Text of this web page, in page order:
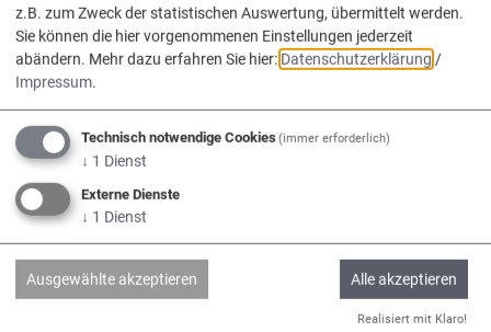
Service
Kontakt & Öffnungszeiten
Impressum
Datenschutz
Barrierefreiheit
Bürgerservice-Portal
z.B. zum Zweck der statistischen Auswertung, übermittelt werden.
Sie können die hier vorgenommenen Einstellungen jederzeit
abändern. Mehr dazu erfahren Sie hier:Datenschutzerklärung /
Impressum.
Technisch notwendige Cookies(immer erforderlich)
↓ 1 Dienst
Externe Dienste
↓ 1 Dienst
Ausgewählte akzeptieren Alle akzeptieren
Realisiert mit Klaro!